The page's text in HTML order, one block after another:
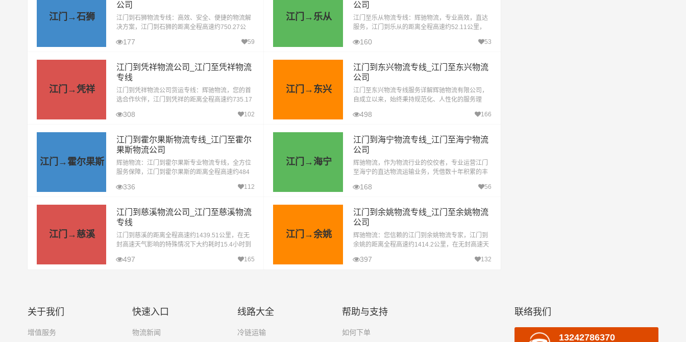
江门→石狮
公司
江门到石狮物流专线：高效、安全、便捷的物流解
决方案，江门到石狮的距离全程高速约750.27公
小时到达目的地。江门辉驰物流有限公
177 59
江门→乐从
公司
江门至乐从物流专线：辉驰物流，专业高效，直达
服务，江门到乐从的距离全程高速约52.11公里，
到达目的地。江门到乐从物流货运运输专
160 53
江门→凭祥
江门到凭祥物流公司_江门至凭祥物流
专线
江门到凭祥物流公司货运专线：辉驰物流，您的首
选合作伙伴，江门到凭祥的距离全程高速约735.17
7.7小时到达目的地以下地区凭祥(全境)
308 102
江门→东兴
江门到东兴物流专线_江门至东兴物流
公司
江门至东兴物流专线服务详解辉驰物流有限公司，
自成立以来，始终秉持规范化、人性化的服务理
客户的信赖与支持。我们深知，每一次的承诺
498 166
江门→霍尔果斯
江门到霍尔果斯物流专线_江门至霍尔
果斯物流公司
辉驰物流：江门到霍尔果斯专业物流专线，全方位
服务保障，江门到霍尔果斯的距离全程高速约484
时50.5小时到达目的地。辉驰物流，作为
336 112
江门→海宁
江门到海宁物流专线_江门至海宁物流
公司
辉驰物流，作为物流行业的佼佼者，专业运营江门
至海宁的直达物流运输业务，凭借数十年积累的丰
海宁地区最具实力的物流品牌专线之列。
168 56
江门→慈溪
江门到慈溪物流公司_江门至慈溪物流
专线
江门到慈溪的距离全程高速约1439.51公里，在无
封高速天气影响的特殊情况下大约耗时15.4小时到
验和卓越的服务质量，一直深受客户的
497 165
江门→余姚
江门到余姚物流专线_江门至余姚物流
公司
辉驰物流：您信赖的江门到余姚物流专家，江门到
余姚的距离全程高速约1414.2公里，在无封高速天
地。辉驰物流，作为中国人民财产保险公
397 132
关于我们
增值服务
快速入口
物流新闻
线路大全
冷链运输
帮助与支持
如何下单
联络我们
13242786370